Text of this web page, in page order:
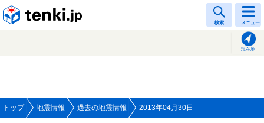
検索 メニュー
現在地
トップ 地震情報 過去の地震情報 2013年04月30日